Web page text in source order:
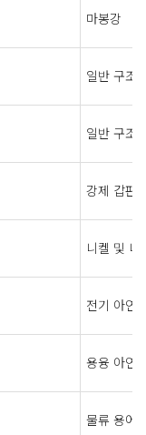
마봉강
일반 구조
일반 구조
강제 갑판
니켈 및 니
전기 아연
용융 아연
물류 용어